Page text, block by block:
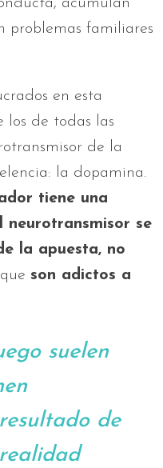
problemas familiares
en esta
los de todas las
de la
la dopamina.
tiene una
se
la apuesta, no
son adictos a
suelen
de